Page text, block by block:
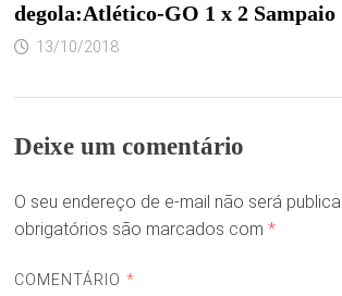
degola:Atlético-GO 1 x 2 Sampaio
13/10/2018
Deixe um comentário
O seu endereço de e-mail não será
obrigatórios são marcados com *
COMENTÁRIO *